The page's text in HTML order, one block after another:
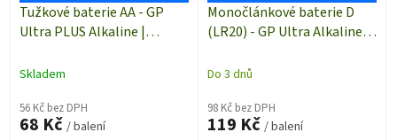
Tužkové baterie AA - GP
Ultra PLUS Alkaline |
Skladem
56 Kč bez DPH
68 Kč / balení
Monočlánkové baterie D
(LR20) - GP Ultra Alkaline |
Do 3 dnů
98 Kč bez DPH
119 Kč / balení